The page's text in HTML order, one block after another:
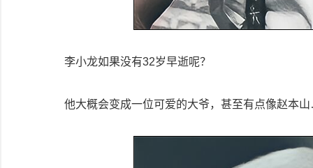
李小龙如果没有32岁早逝呢？
他大概会变成一位可爱的大爷，甚至有点像赵本